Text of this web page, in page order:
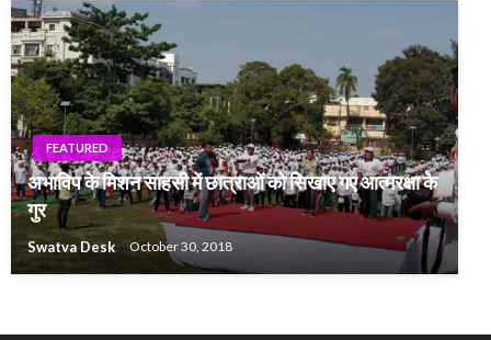
FEATURED
अभाविप के मिशन साहसी में छात्राओं को सिखाए गए आत्मरक्षा के
गुर
Swatva Desk October 30, 2018